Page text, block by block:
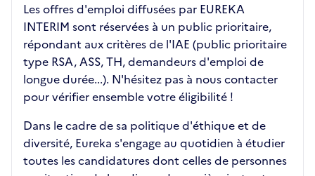
Les offres d'emploi diffusées par EUREKA
INTERIM sont réservées à un public prioritaire,
répondant aux critères de l'IAE (public prioritaire
type RSA, ASS, TH, demandeurs d'emploi de
longue durée...). N'hésitez pas à nous contacter
pour vérifier ensemble votre éligibilité !
Dans le cadre de sa politique d'éthique et de
diversité, Eureka s'engage au quotidien à étudier
toutes les candidatures dont celles de personnes